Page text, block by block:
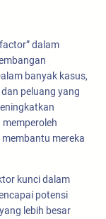
dalam
banyak kasus,
peluang yang
mereka
kunci dalam
potensi
lebih besar